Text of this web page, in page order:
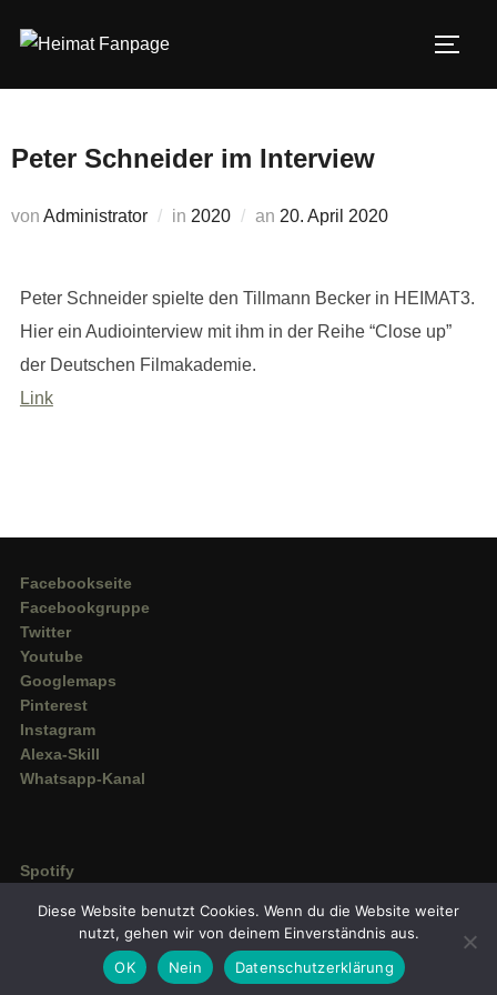
Inhalt
Peter Schneider im Interview
von Administrator in 2020 an Veröffentlicht
20. April 2020
Peter Schneider spielte den Tillmann Becker in HEIMAT3.
Hier ein Audiointerview mit ihm in der Reihe “Close up”
der Deutschen Filmakademie.
Link
Facebookseite
Facebookgruppe
Twitter
Youtube
Googlemaps
Pinterest
Instagram
Alexa-Skill
Whatsapp-Kanal
Spotify
Amazon Music
Diese Website benutzt Cookies. Wenn du die Website weiter
nutzt, gehen wir von deinem Einverständnis aus.
OK
Nein Datenschutzerklärung